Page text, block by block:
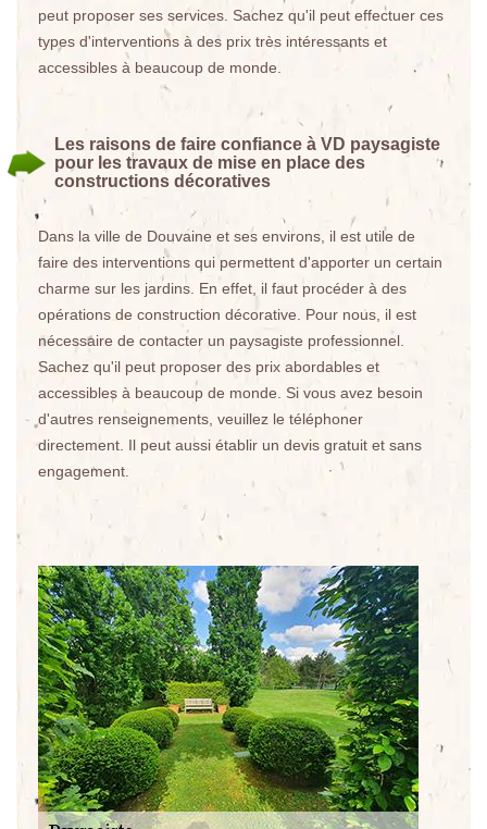
peut proposer ses services. Sachez qu'il peut effectuer ces
types d'interventions à des prix très intéressants et
accessibles à beaucoup de monde.
Les raisons de faire confiance à VD paysagiste
pour les travaux de mise en place des
constructions décoratives
Dans la ville de Douvaine et ses environs, il est utile de
faire des interventions qui permettent d'apporter un certain
charme sur les jardins. En effet, il faut procéder à des
opérations de construction décorative. Pour nous, il est
nécessaire de contacter un paysagiste professionnel.
Sachez qu'il peut proposer des prix abordables et
accessibles à beaucoup de monde. Si vous avez besoin
d'autres renseignements, veuillez le téléphoner
directement. Il peut aussi établir un devis gratuit et sans
engagement.